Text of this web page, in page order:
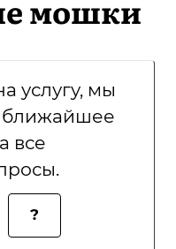
мошки
услугу, мы
ближайшее
все
?